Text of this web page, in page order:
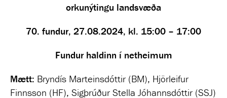
orkunýtingu landsvæða
70. fundur, 27.08.2024, kl. 15:00 – 17:00
Fundur haldinn í netheimum
Mætt: Bryndís Marteinsdóttir (BM), Hjörleifur
Finnsson (HF), Sigþrúður Stella Jóhannsdóttir (SSJ)